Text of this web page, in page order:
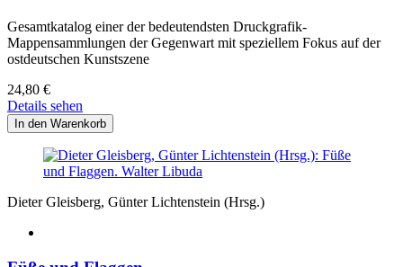
Gesamtkatalog einer der bedeutendsten Druckgrafik-
Mappensammlungen der Gegenwart mit speziellem Fokus auf der
ostdeutschen Kunstszene
24,80 €
Details sehen
Dieter Gleisberg, Günter Lichtenstein (Hrsg.)